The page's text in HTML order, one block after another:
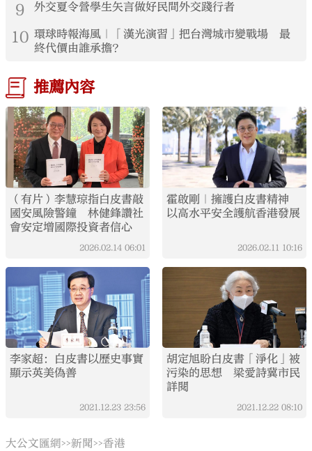
9 外交夏令營學生矢言做好民間外交踐行者
10 環球時報海風｜「漢光演習」把台灣城市變戰場 最
終代價由誰承擔？
推薦內容
（有片）李慧琼指白皮書敲
國安風險警鐘 林健鋒讚社
會安定增國際投資者信心
2026.02.14 06:01
霍啟剛｜擁護白皮書精神
以高水平安全護航香港發展
2026.02.11 10:16
李家超：白皮書以歷史事實
顯示英美偽善
2021.12.23 23:56
胡定旭盼白皮書「淨化」被
污染的思想 梁愛詩冀市民
詳閱
2021.12.22 08:10
大公文匯網>>新聞>>香港